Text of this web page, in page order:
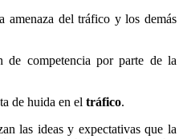
amenaza del tráfico y los demás
de competencia por parte de la
de huida en el tráfico.
las ideas y expectativas que la